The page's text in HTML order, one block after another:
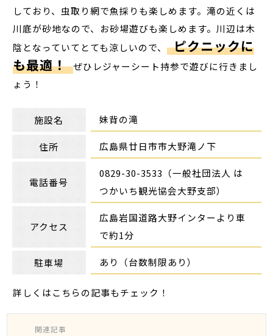
しており、虫取り網で魚採りも楽しめます。滝の近くは
川底が砂地なので、お砂場遊びも楽しめます。川辺は木
陰となっていてとても涼しいので、 ピクニックに
も最適！ ぜひレジャーシート持参で遊びに行きまし
ょう！
施設名 妹背の滝
住所 広島県廿日市市大野滝ノ下
電話番号
0829-30-3533（一般社団法人 は
つかいち観光協会大野支部）
アクセス
広島岩国道路大野インターより車
で約1分
駐車場 あり（台数制限あり）
詳しくはこちらの記事もチェック！
関連記事